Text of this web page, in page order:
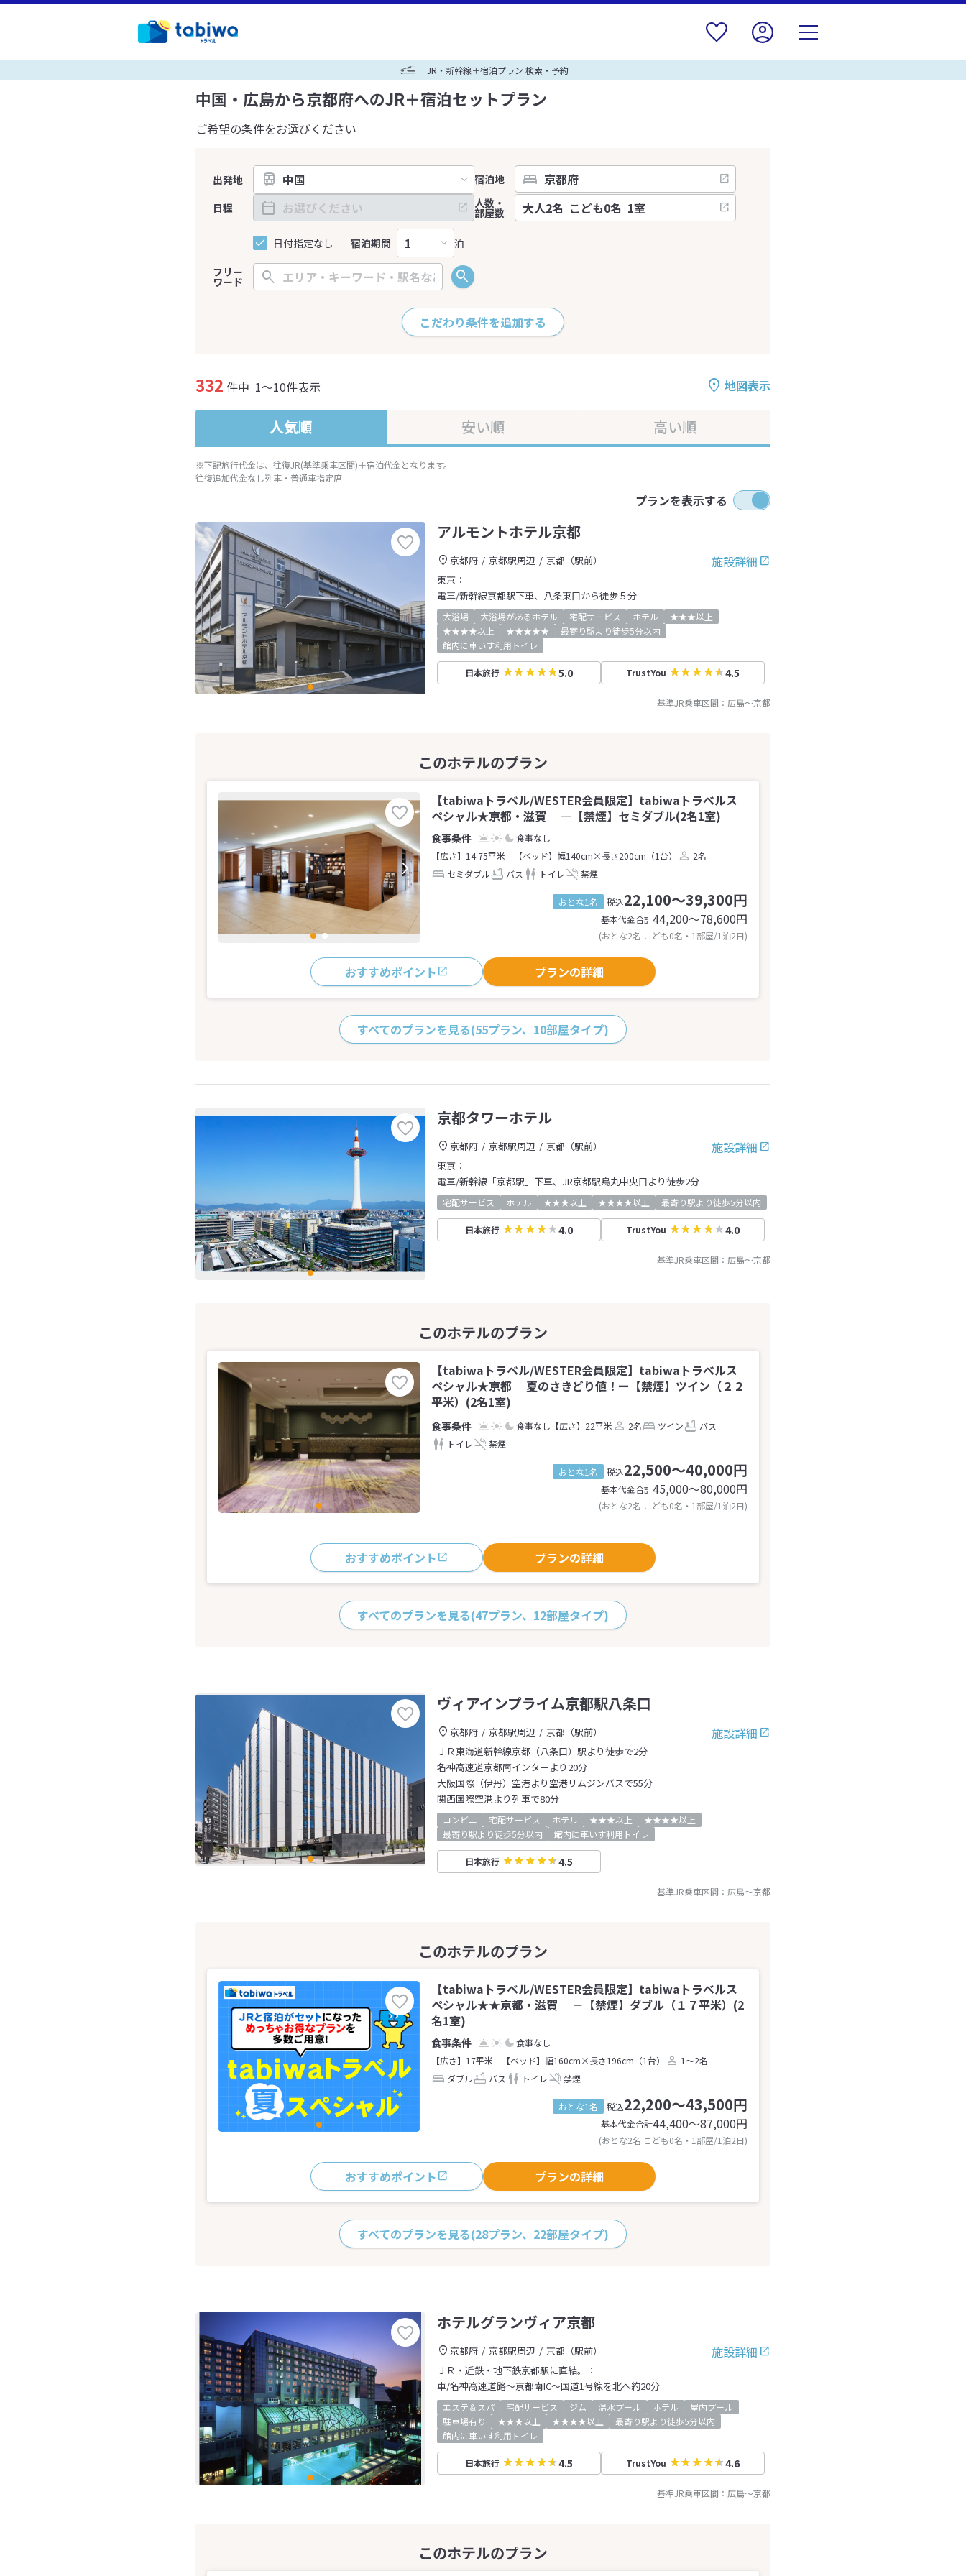
JR・新幹線＋宿泊プラン 検索・予約
中国・広島から京都府へのJR＋宿泊セットプラン
ご希望の条件をお選びください
出発地
宿泊地
日程
日付指定なし 宿泊期間 泊
人数・
部屋数
フリー
ワード
こだわり条件を追加する
地図表示
332 件中 1～10件表示
人気順 安い順 高い順
※下記旅行代金は、往復JR(基準乗車区間)＋宿泊代金となります。
往復追加代金なし列車・普通車指定席
プランを表示する
アルモントホテル京都
施設詳細
京都府 京都駅周辺
京都（駅前）
東京：
電車/新幹線京都駅下車、八条東口から徒歩５分
大浴場 大浴場があるホテル 宅配サービス ホテル
★★★以上
★★★★以上
★★★★★
最寄り駅より徒歩5分以内
館内に車いす利用トイレ
日本旅行 5.0 TrustYou 4.5
基準JR乗車区間： 広島～京都
【tabiwaトラベル/WESTER会員限定】tabiwaトラベルス
ペシャル★京都・滋賀 ―【禁煙】セミダブル(2名1室)
食事なし
【広さ】14.75平米
【ベッド】幅140cm×長さ200cm（1台）
2名
セミダブル
バス トイレ 禁煙
おとな1名 税込22,100～39,300円
基本代金合計44,200〜78,600円
(おとな2名 こども0名・1部屋/1泊2日)
おすすめポイント プランの詳細
すべてのプランを見る(55プラン、10部屋タイプ)
京都タワーホテル
施設詳細
京都府 京都駅周辺
京都（駅前）
東京：
電車/新幹線「京都駅」下車、JR京都駅烏丸中央口より徒歩2分
宅配サービス ホテル ★★★以上 ★★★★以上 最寄り駅より徒歩5分以内
日本旅行 4.0 TrustYou 4.0
基準JR乗車区間： 広島～京都
【tabiwaトラベル/WESTER会員限定】tabiwaトラベルス
ペシャル★京都 夏のさきどり値！ー【禁煙】ツイン（２２
平米）(2名1室)
食事なし 【広さ】22平米 2名 ツイン
バス
トイレ
禁煙
おとな1名 税込22,500～40,000円
基本代金合計45,000〜80,000円
(おとな2名 こども0名・1部屋/1泊2日)
おすすめポイント プランの詳細
すべてのプランを見る(47プラン、12部屋タイプ)
ヴィアインプライム京都駅八条口
施設詳細
京都府 京都駅周辺
京都（駅前）
ＪＲ東海道新幹線京都（八条口）駅より徒歩で2分
名神高速道京都南インターより20分
大阪国際（伊丹）空港より空港リムジンバスで55分
関西国際空港より列車で80分
コンビニ 宅配サービス ホテル ★★★以上
★★★★以上
最寄り駅より徒歩5分以内
館内に車いす利用トイレ
日本旅行 4.5
基準JR乗車区間： 広島～京都
【tabiwaトラベル/WESTER会員限定】tabiwaトラベルス
ペシャル★★京都・滋賀 －【禁煙】ダブル（１７平米）(2
名1室)
食事なし
【広さ】17平米
【ベッド】幅160cm×長さ196cm（1台）
1～2名
ダブル
バス トイレ 禁煙
おとな1名 税込22,200～43,500円
基本代金合計44,400〜87,000円
(おとな2名 こども0名・1部屋/1泊2日)
おすすめポイント プランの詳細
すべてのプランを見る(28プラン、22部屋タイプ)
ホテルグランヴィア京都
施設詳細
京都府 京都駅周辺
京都（駅前）
ＪＲ・近鉄・地下鉄京都駅に直結。：
車/名神高速道路～京都南IC～国道1号線を北へ約20分
エステ＆スパ 宅配サービス ジム 温水プール ホテル
屋内プール
駐車場有り
★★★以上 ★★★★以上
最寄り駅より徒歩5分以内
館内に車いす利用トイレ
日本旅行 4.5 TrustYou 4.6
基準JR乗車区間： 広島～京都